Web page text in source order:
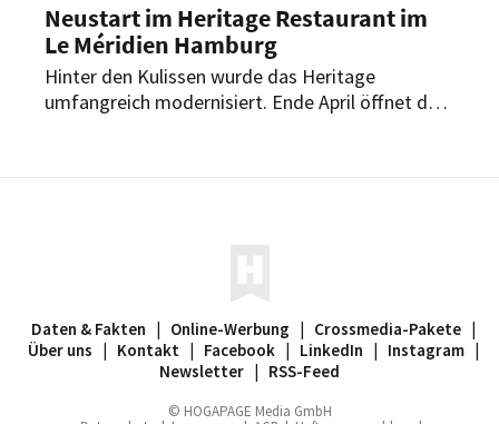
Neustart im Heritage Restaurant im
Le Méridien Hamburg
Hinter den Kulissen wurde das Heritage
umfangreich modernisiert. Ende April öffnet das
Daten & Fakten | Online-Werbung | Crossmedia-Pakete |
Über uns | Kontakt | Facebook | LinkedIn | Instagram |
Newsletter | RSS-Feed
© HOGAPAGE Media GmbH